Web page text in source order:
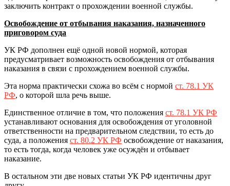
заключить контракт о прохождении военной службы.
Освобождение от отбывания наказания, назначенного
приговором суда
УК РФ дополнен ещё одной новой нормой, которая
предусматривает возможность освобождения от отбывания
наказания в связи с прохождением военной службы.
Эта норма практически схожа во всём с нормой ст. 78.1 УК
РФ, о которой шла речь выше.
Единственное отличие в том, что положения ст. 78.1 УК РФ
устанавливают основания для освобождения от уголовной
ответственности на предварительном следствии, то есть до
суда, а положения ст. 80.2 УК РФ освобождение от наказания,
то есть тогда, когда человек уже осуждён и отбывает
наказание.
В остальном эти две новых статьи УК РФ идентичны друг